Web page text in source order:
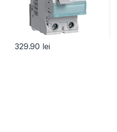
329.90 lei